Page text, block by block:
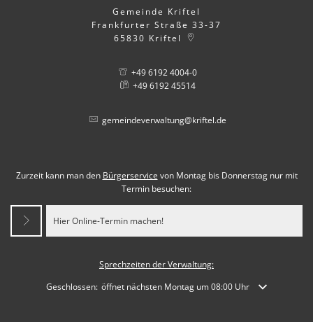
Gemeinde Kriftel
Frankfurter Straße 33-37
65830 Kriftel
+49 6192 4004-0
+49 6192 45514
gemeindeverwaltung@kriftel.de
Zurzeit kann man den Bürgerservice von Montag bis Donnerstag nur mit
Termin besuchen:
Hier Online-Termin machen!
Sprechzeiten der Verwaltung:
Klicken, um weitere Öffnungs- oder Schließzeiten auszublenden
Geschlossen: öffnet nächsten Montag um 08:00 Uhr